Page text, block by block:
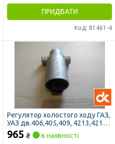
ПРИДБАТИ
Код: 81461-4
Регулятор холостого ходу ГАЗ,
УАЗ дв.406,405,409, 4213,4216
<ДК>
965 ₴ в наявності